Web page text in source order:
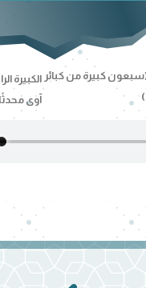
(سبعون كبيرة من كبائر الكبيرة
آوى محدثًا